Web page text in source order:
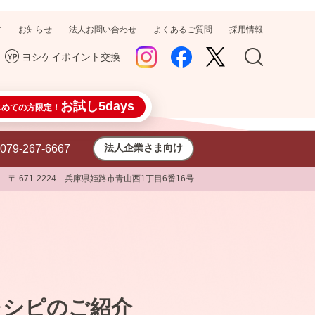
お知らせ 法人お問い合わせ よくあるご質問 採用情報
ヨシケイポイント交換
ての方限定！ お試し5days
法人企業さま向け
079-267-6667
〒 671-2224 兵庫県姫路市青山西1丁目6番16号
ピのご紹介